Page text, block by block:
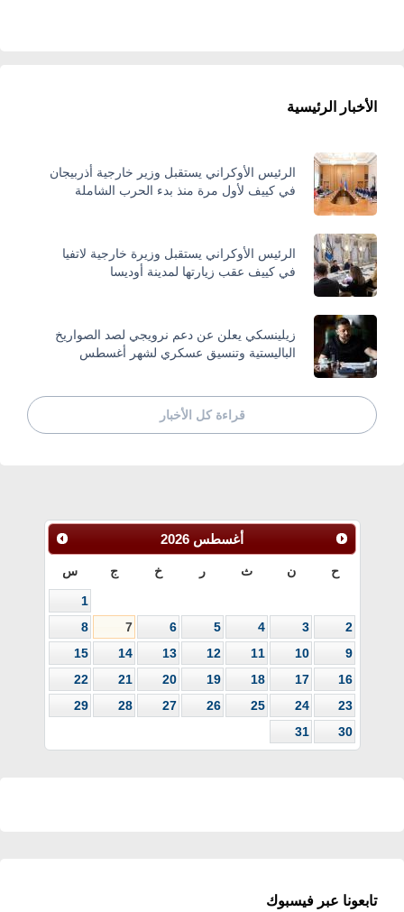
الأخبار الرئيسية
الرئيس الأوكراني يستقبل وزير خارجية أذربيجان
في كييف لأول مرة منذ بدء الحرب الشاملة
الرئيس الأوكراني يستقبل وزيرة خارجية لاتفيا
في كييف عقب زيارتها لمدينة أوديسا
زيلينسكي يعلن عن دعم نرويجي لصد الصواريخ
الباليستية وتنسيق عسكري لشهر أغسطس
قراءة كل الأخبار
أغسطس 2026
ح ن ث ر خ ج س
1
2
3
4
5
6
7
8
9
10
11
12
13
14
15
16
17
18
19
20
21
22
23
24
25
26
27
28
29
30
31
تابعونا عبر فيسبوك